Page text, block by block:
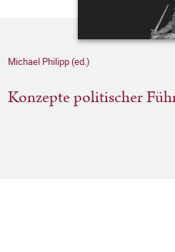
Michael Philipp (ed.)
Konzepte politischer